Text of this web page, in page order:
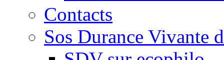
Contacts
Sos Durance Vivante